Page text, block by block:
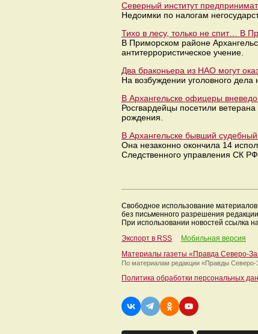
Северный институт
Недоимки по налогам
Тихо в лесу, только не спит… В
В Приморском районе
антитеррористическое учение.
Два браконьера из НАО могут
На возбуждении уголовного
В Архангельске офицеры
Росгвардейцы посетили
рождения.
В Архангельске бывший
Она незаконно окончила 14
Следственного управления СК
Свободное использование
без письменного разрешения
При использовании новостей ссылка
Экспорт в RSS
Мобильная версия
Материалы газеты «Правда Северо-
По материалам редакции «Правды Северо-
Политика обработки персональных